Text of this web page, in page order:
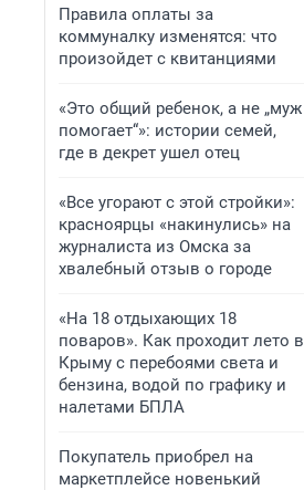
Правила оплаты за
коммуналку изменятся: что
произойдет с квитанциями
«Это общий ребенок, а не „муж
помогает“»: истории семей,
где в декрет ушел отец
«Все угорают с этой стройки»:
красноярцы «накинулись» на
журналиста из Омска за
хвалебный отзыв о городе
«На 18 отдыхающих 18
поваров». Как проходит лето в
Крыму с перебоями света и
бензина, водой по графику и
налетами БПЛА
Покупатель приобрел на
маркетплейсе новенький